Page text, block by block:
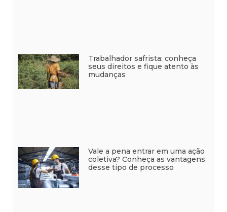
Trabalhador safrista: conheça
seus direitos e fique atento às
mudanças
Vale a pena entrar em uma ação
coletiva? Conheça as vantagens
desse tipo de processo